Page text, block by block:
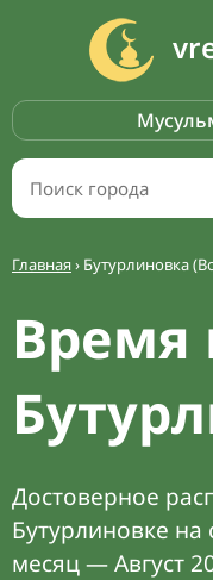
Главная› Бутурлиновка
Время
Достоверное
Бутурлиновке на
месяц — Август